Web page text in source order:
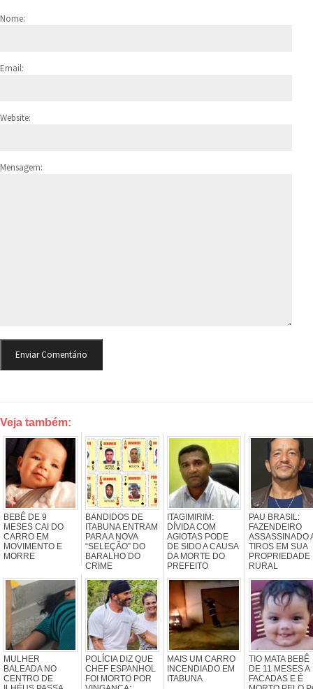
Nome:
Email:
Website:
Mensagem:
Veja também:
BEBÊ DE 9
MESES CAI DO
CARRO EM
MOVIMENTO E
MORRE
BANDIDOS DE
ITABUNA ENTRAM
PARA A NOVA
“SELEÇÃO” DO
BARALHO DO
CRIME
ITAGIMIRIM:
DÍVIDA COM
AGIOTAS PODE
DE SIDO A CAUSA
DA MORTE DO
PREFEITO
PAU BRASIL:
FAZENDEIRO
ASSASSINADO
TIROS EM SUA
PROPRIEDADE
RURAL
MULHER
BALEADA NO
CENTRO DE
POLÍCIA DIZ QUE
CHEF ESPANHOL
FOI MORTO POR
MAIS UM CARRO
INCENDIADO EM
ITABUNA
TIO MATA BEBÊ
DE 11 MESES A
FACADAS E É